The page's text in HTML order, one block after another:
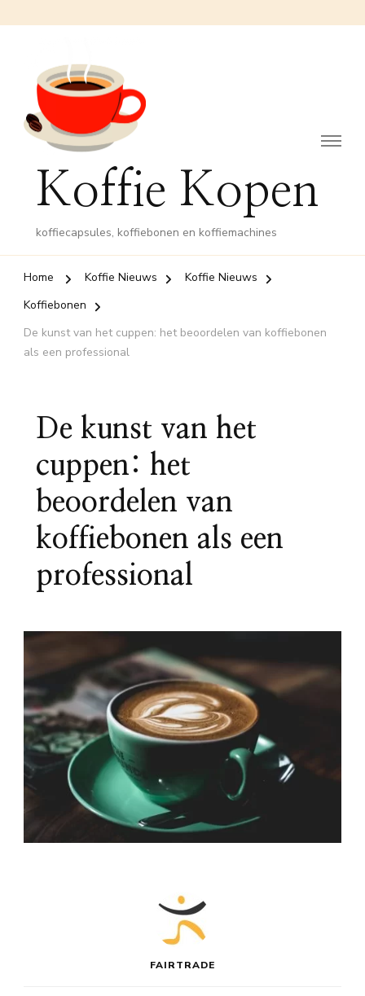
Koffie Kopen
koffiecapsules, koffiebonen en koffiemachines
Home Koffie Nieuws
Koffie Nieuws
Koffiebonen
De kunst van het cuppen: het beoordelen van koffiebonen
als een professional
De kunst van het
cuppen: het
beoordelen van
koffiebonen als een
professional
FAIRTRADE